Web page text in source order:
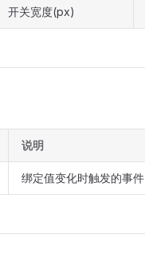
开关宽度(px)
说明
绑定值变化时触发的事件